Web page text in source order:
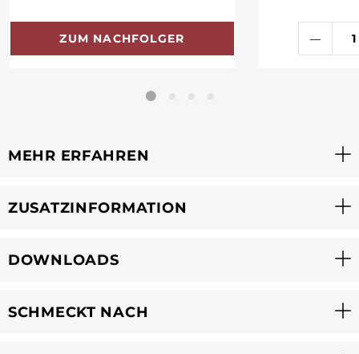
ZUM NACHFOLGER
MEHR ERFAHREN
ZUSATZINFORMATION
DOWNLOADS
SCHMECKT NACH